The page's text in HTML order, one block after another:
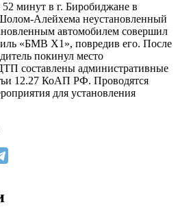
52 минут в г. Биробиджане в
Алейхема неустановленный
автомобилем совершил
«БМВ Х1», повредив его. После
покинул место
составлены административные
12.27 КоАП РФ. Проводятся
для установления